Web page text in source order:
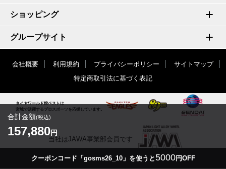
合計金額(税込)
157,880円
クーポンコード「gosms26_10」を使うと5000円OFF
ショッピング
グループサイト
会社概要 利用規約 プライバシーポリシー
サイトマップ
特定商取引法に基づく表記
タイヤワールド館ベストは
宮城で活躍するプロスポーツを応援しています。
当社はJAWA事業部会員です